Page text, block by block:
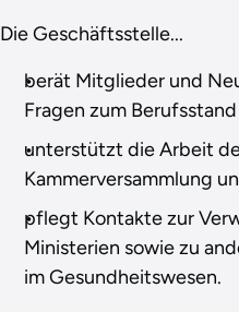
Die Geschäftsstelle...
berät Mitglieder und
Fragen zum
unterstützt die Arbeit
Kammerversammlung
pflegt Kontakte zur
Ministerien sowie zu
im Gesundheitswesen.